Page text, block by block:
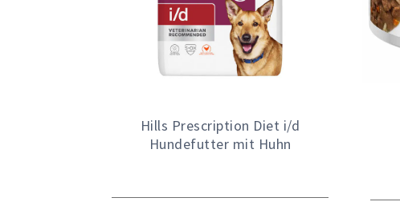
Hills Prescription Diet i/d
Hundefutter mit Huhn